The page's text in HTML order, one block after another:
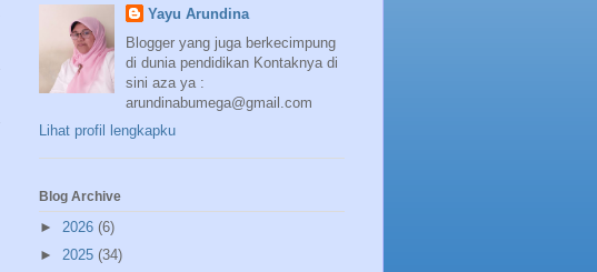
Yayu Arundina
Blogger yang juga berkecimpung
di dunia pendidikan Kontaknya di
sini aza ya :
arundinabumega@gmail.com
Lihat profil lengkapku
Blog Archive
► 2026 (6)
► 2025 (34)